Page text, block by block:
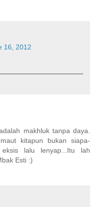
16, 2012
makhluk tanpa daya.
kitapun bukan siapa-
lalu lenyap...Itu lah
Esti :)